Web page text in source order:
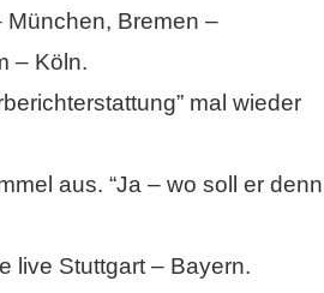
München, Bremen –
– Köln.
mal wieder
aus. “Ja – wo soll er denn
live Stuttgart – Bayern.